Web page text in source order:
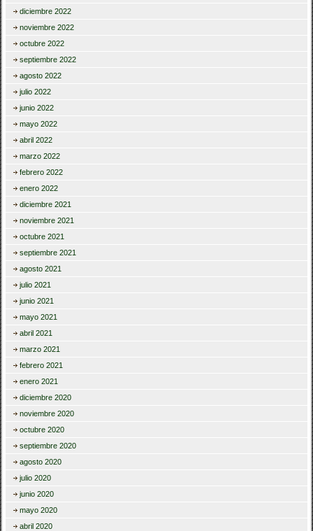
diciembre 2022
noviembre 2022
octubre 2022
septiembre 2022
agosto 2022
julio 2022
junio 2022
mayo 2022
abril 2022
marzo 2022
febrero 2022
enero 2022
diciembre 2021
noviembre 2021
octubre 2021
septiembre 2021
agosto 2021
julio 2021
junio 2021
mayo 2021
abril 2021
marzo 2021
febrero 2021
enero 2021
diciembre 2020
noviembre 2020
octubre 2020
septiembre 2020
agosto 2020
julio 2020
junio 2020
mayo 2020
abril 2020